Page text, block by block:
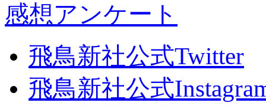
感想アンケート
飛鳥新社公式Twitter
飛鳥新社公式